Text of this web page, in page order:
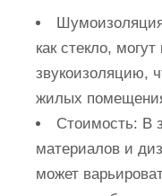
как стекло,
звукоизоляцию,
жилых
Стоимость: В
материалов и
может